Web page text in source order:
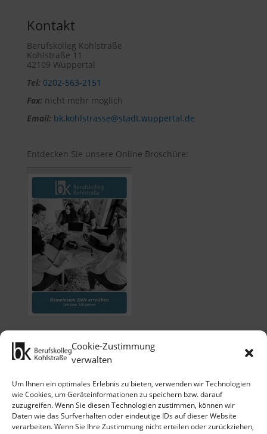
Cookie-Zustimmung
verwalten
Um Ihnen ein optimales Erlebnis zu bieten, verwenden wir Technologien
wie Cookies, um Geräteinformationen zu speichern bzw. darauf
zuzugreifen. Wenn Sie diesen Technologien zustimmen, können wir
Daten wie das Surfverhalten oder eindeutige IDs auf dieser Website
verarbeiten. Wenn Sie Ihre Zustimmung nicht erteilen oder zurückziehen,
Kontakt
Berufskolleg Kohlstraße
Kohlstraße 11
42109 Wuppertal
Tel: 0202-563-2151
Fax:nicht mehr möglich
Email: bk.kohlstrasse@stadt.wuppertal.de
Entdecken Sie unsere Online Broschüre:
Klicken Sie auf 'Ich stimme zu', um
Google maps zu nutzen.